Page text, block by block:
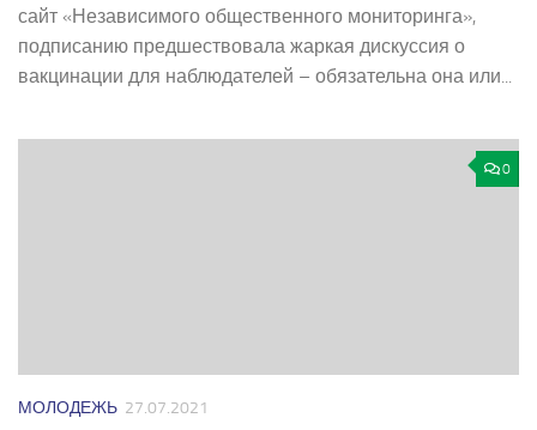
сайт «Независимого общественного мониторинга»,
подписанию предшествовала жаркая дискуссия о
вакцинации для наблюдателей – обязательна она или...
0
МОЛОДЕЖЬ 27.07.2021